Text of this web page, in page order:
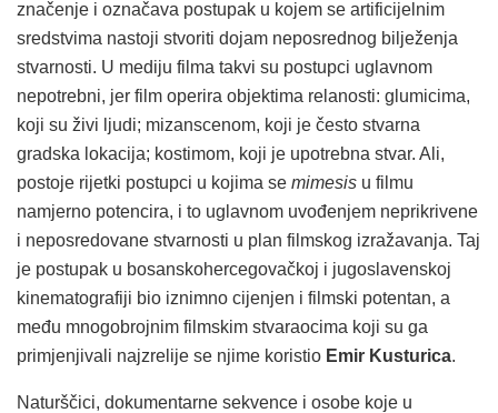
značenje i označava postupak u kojem se artificijelnim
sredstvima nastoji stvoriti dojam neposrednog bilježenja
stvarnosti. U mediju filma takvi su postupci uglavnom
nepotrebni, jer film operira objektima relanosti: glumicima,
koji su živi ljudi; mizanscenom, koji je često stvarna
gradska lokacija; kostimom, koji je upotrebna stvar. Ali,
postoje rijetki postupci u kojima se mimesis u filmu
namjerno potencira, i to uglavnom uvođenjem neprikrivene
i neposredovane stvarnosti u plan filmskog izražavanja. Taj
je postupak u bosanskohercegovačkoj i jugoslavenskoj
kinematografiji bio iznimno cijenjen i filmski potentan, a
među mnogobrojnim filmskim stvaraocima koji su ga
primjenjivali najzrelije se njime koristio Emir Kusturica.
Naturščici, dokumentarne sekvence i osobe koje u